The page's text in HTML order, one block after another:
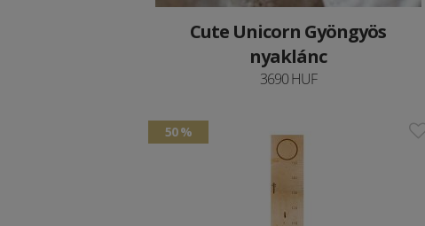
Cute Unicorn Gyöngyös
nyaklánc
3690 HUF
50 %